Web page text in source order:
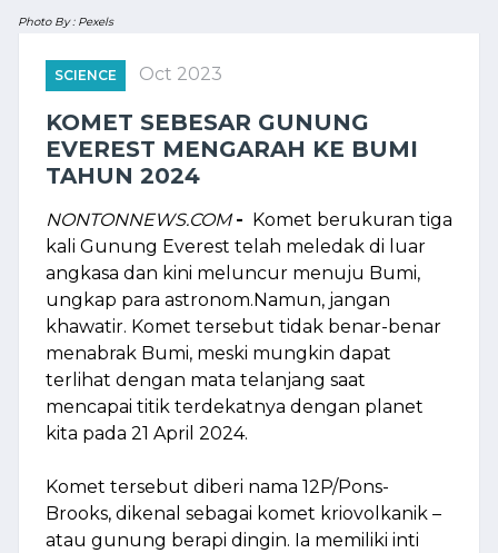
Photo By : Pexels
SCIENCE Oct 2023
KOMET SEBESAR GUNUNG
EVEREST MENGARAH KE BUMI
TAHUN 2024
NONTONNEWS.COM - Komet berukuran tiga
kali Gunung Everest telah meledak di luar
angkasa dan kini meluncur menuju Bumi,
ungkap para astronom.Namun, jangan
khawatir. Komet tersebut tidak benar-benar
menabrak Bumi, meski mungkin dapat
terlihat dengan mata telanjang saat
mencapai titik terdekatnya dengan planet
kita pada 21 April 2024.
Komet tersebut diberi nama 12P/Pons-
Brooks, dikenal sebagai komet kriovolkanik –
atau gunung berapi dingin. Ia memiliki inti